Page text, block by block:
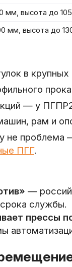
мм, высота до
мм, высота до
в
— у
рам и
не проблема
ПГГ.
—
службы.
прессы